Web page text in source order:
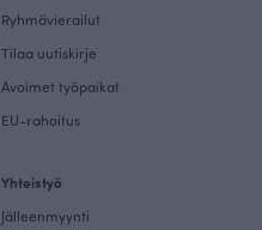
Ryhmävierailut
Tilaa uutiskirje
Avoimet työpaikat
EU-rahoitus
Yhteistyö
Jälleenmyynti